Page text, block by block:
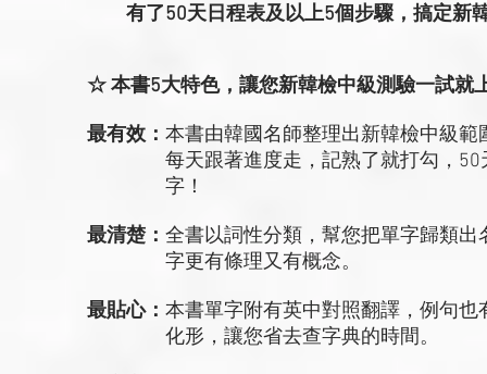
有了50天日程表及以上5個步驟，搞定新
☆ 本書5大特色，讓您新韓檢中級測驗一試就
最有效： 本書由韓國名師整理出新韓檢中級
每天跟著進度走，記熟了就打勾，50天
字！
最清楚： 全書以詞性分類，幫您把單字歸類
字更有條理又有概念。
最貼心： 本書單字附有英中對照翻譯，例句
化形，讓您省去查字典的時間。